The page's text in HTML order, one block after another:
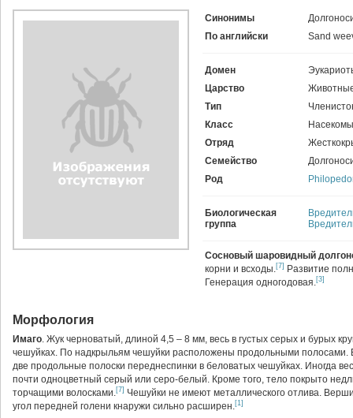
Синонимы
По английски
Sand
Домен
Царство
Тип
Класс
Отряд
Семейство
Род
Биологическая
группа
Сосновый шаровидный
корни и всходы.[7]
Развитие
Генерация одногодовая.[3]
Морфология
Имаго. Жук черноватый, длиной 4,5 – 8 мм, весь в густых серых и бурых
чешуйках. По надкрыльям чешуйки расположены продольными полосами.
две продольные полоски переднеспинки в беловатых чешуйках. Иногда
почти одноцветный серый или серо-белый. Кроме того, тело покрыто
торчащими волосками.[7] Чешуйки не имеют металлического отлива.
угол передней голени кнаружи сильно расширен.[1]